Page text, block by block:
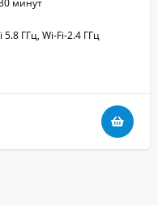
минут
5.8 ГГц, Wi-Fi-2.4 ГГц